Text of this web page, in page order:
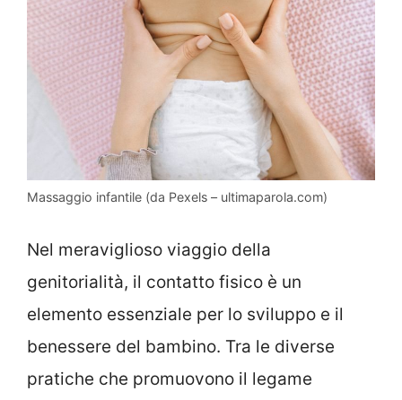
Massaggio infantile (da Pexels – ultimaparola.com)
Nel meraviglioso viaggio della
genitorialità, il contatto fisico è un
elemento essenziale per lo sviluppo e il
benessere del bambino. Tra le diverse
pratiche che promuovono il legame